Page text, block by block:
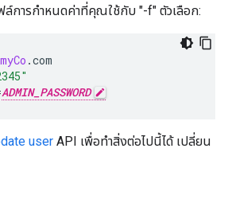
ล์การกำหนดค่าที่คุณใช้กับ "-f" ตัวเลือก:
.com
ADMIN_PASSWORD
user API เพื่อทำสิ่งต่อไปนี้ได้ เปลี่ยน